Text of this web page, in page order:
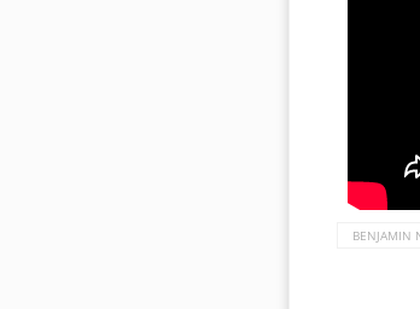
BENJAMIN